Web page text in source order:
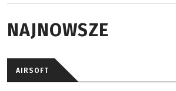
NAJNOWSZE
AIRSOFT